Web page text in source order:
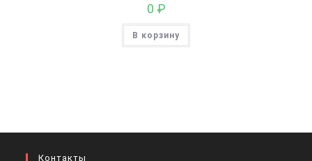
0 ₽
В корзину
Контакты